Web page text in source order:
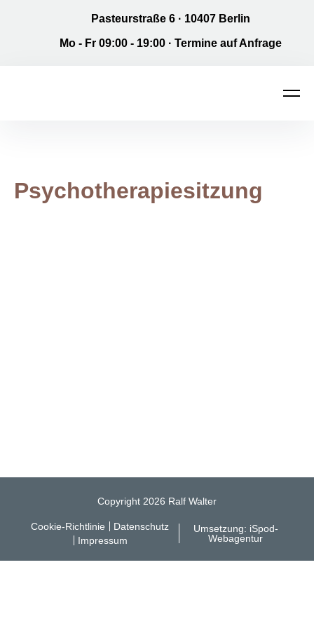
Pasteurstraße 6 · 10407 Berlin
Mo - Fr 09:00 - 19:00 · Termine auf Anfrage
Psychotherapiesitzung
Copyright 2026 Ralf Walter
Cookie-Richtlinie
Datenschutz
Impressum
Umsetzung: iSpod-
Webagentur